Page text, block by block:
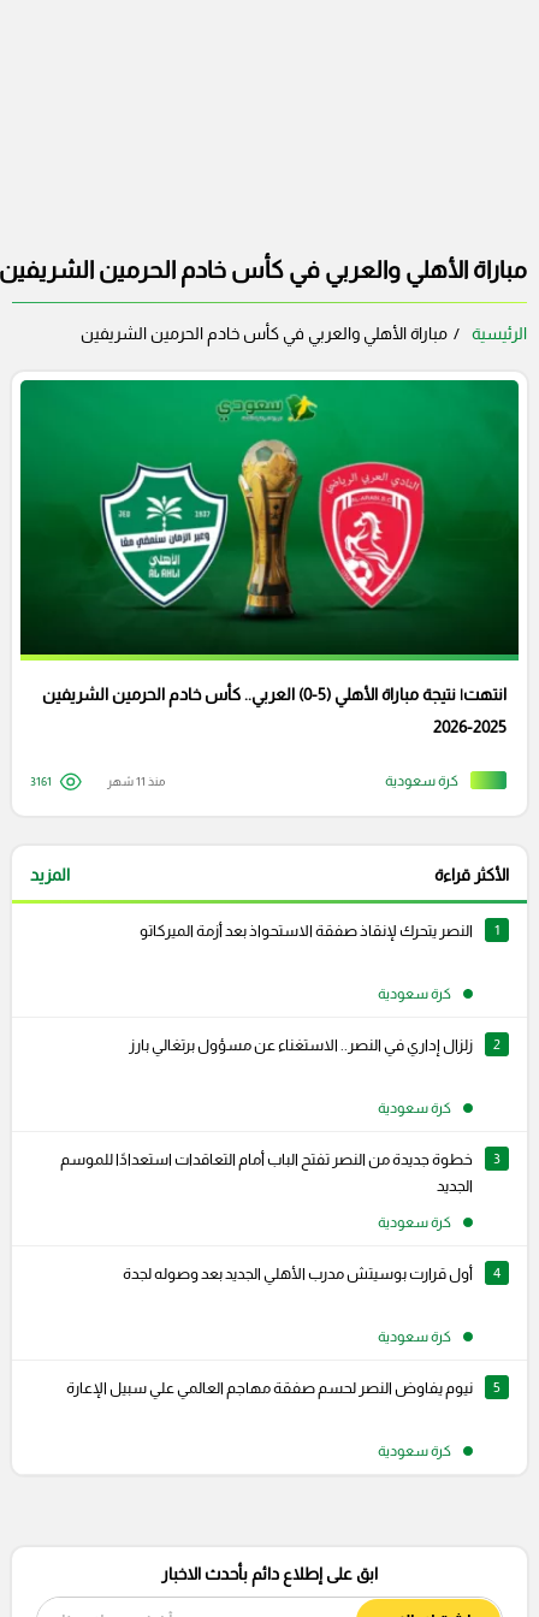
مباراة الأهلي والعربي في كأس خادم الحرمين الشريفين
الرئيسية مباراة الأهلي والعربي في كأس خادم الحرمين الشريفين
كرة سعودية
انتهت| نتيجة مباراة الأهلي (5-0) العربي.. كأس خادم الحرمين الشريفين
2025-2026
منذ 11 شهر 3161
الأكثر قراءة المزيد
1 النصر يتحرك لإنقاذ صفقة الاستحواذ بعد أزمة الميركاتو
كرة سعودية
2 زلزال إداري في النصر.. الاستغناء عن مسؤول برتغالي بارز
كرة سعودية
3
خطوة جديدة من النصر تفتح الباب أمام التعاقدات استعدادًا للموسم
الجديد
كرة سعودية
4 أول قرارت بوسيتش مدرب الأهلي الجديد بعد وصوله لجدة
كرة سعودية
5 نيوم يفاوض النصر لحسم صفقة مهاجم العالمي علي سبيل الإعارة
كرة سعودية
ابق على إطلاع دائم بأحدث الاخبار